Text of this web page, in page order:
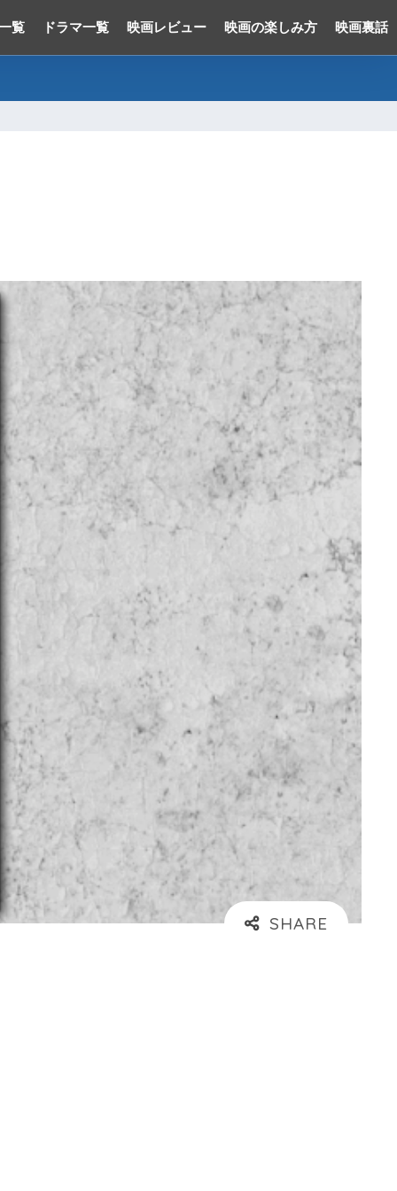
覧 ドラマ一覧 映画レビュー 映画の楽しみ方 映画裏話